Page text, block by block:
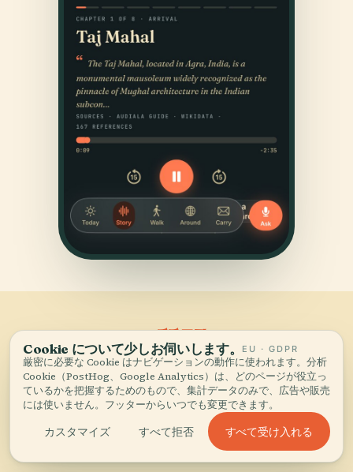
06 よくある質問。
マハイハイについて、旅行者から最も多く寄せられる質問。
ラグナ州のマハイハイは行く価値がありますか？
Cookie について少しお伺いします。 EU · GDPR
厳密に必要な Cookie はナビゲーションの動作に使われます。分析
Cookie（PostHog、Google Analytics）は、どのページが役立っ
ているかを把握するためのもので、集計データのみで、広告や販売
には使いません。フッターからいつでも変更できます。
カスタマイズ すべて拒否 すべて受け入れる